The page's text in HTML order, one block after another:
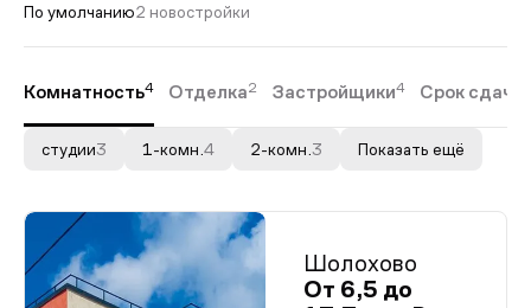
По умолчанию2 новостройки
Комнатность4 Отделка2 Застройщики4 Срок сдачи
студии3 1-комн. 4 2-комн. 3 Показать ещё
Шолохово
От 6,5 до